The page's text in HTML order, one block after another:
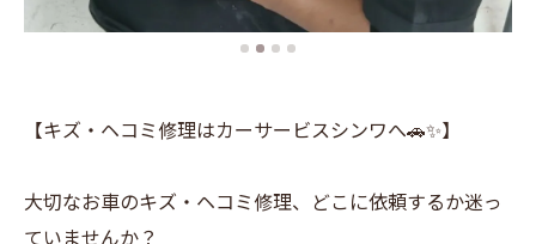
【キズ・ヘコミ修理はカーサービスシンワへ🚗✨】
大切なお車のキズ・ヘコミ修理、どこに依頼するか迷っ
ていませんか？